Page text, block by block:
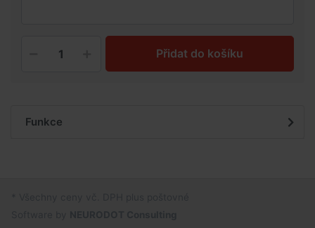
Přidat do košíku
Funkce